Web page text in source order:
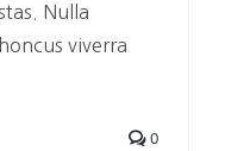
Nulla
viverra
0